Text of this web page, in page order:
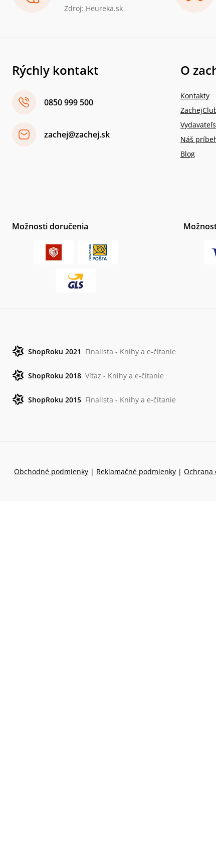
Zdroj: Heureka.sk
Rýchly kontakt
0850 999 500
zachej@zachej.sk
O
Kontakty
Náš
Blog
Možnosti doručenia
ShopRoku 2021 Finalista - Knihy a e-čítanie
ShopRoku 2018 Víťaz - Knihy a e-čítanie
ShopRoku 2015 Finalista - Knihy a e-čítanie
Obchodné podmienky | Reklamačné podmienky | Ochrana